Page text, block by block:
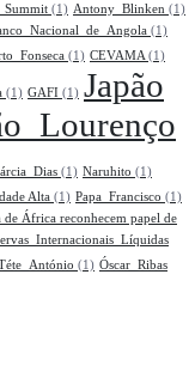
(1) Antony_Blinken (1)
(1)
(1) CEVAMA (1)
(1) GAFI (1) Japão
(1) Naruhito (1)
Alta (1) Papa_Francisco (1)
de África reconhecem papel de
(1) Óscar_Ribas